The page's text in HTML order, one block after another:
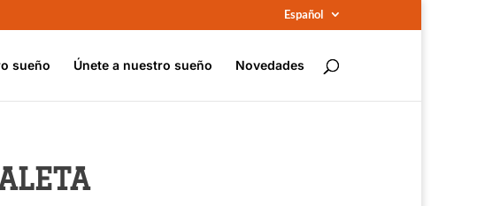
Español
sueño Únete a nuestro sueño Novedades